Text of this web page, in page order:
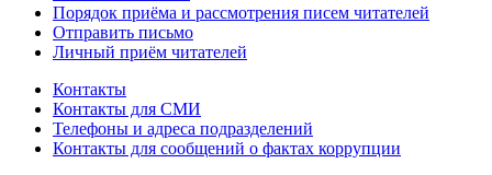
Порядок приёма и рассмотрения писем читателей
Отправить письмо
Личный приём читателей
Контакты
Контакты для СМИ
Телефоны и адреса подразделений
Контакты для сообщений о фактах коррупции